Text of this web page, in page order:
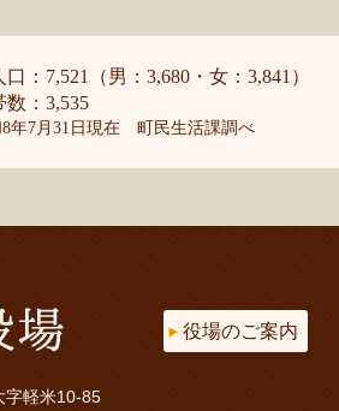
口：7,521（男：3,680・女：3,841）
数：3,535
8年7月31日現在 町民生活課調べ
字軽米10-85
役場のご案内